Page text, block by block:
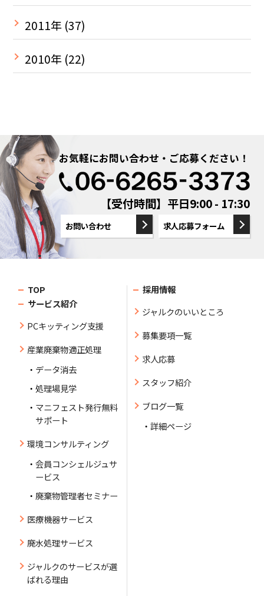
2011年 (37)
2010年 (22)
お気軽にお問い合わせ・ご応募ください！
【受付時間】平日9:00 - 17:30
お問い合わせ 求人応募フォーム
TOP
サービス紹介
PCキッティング支援
産業廃棄物適正処理
データ消去
処理場見学
マニフェスト発行無料
サポート
環境コンサルティング
会員コンシェルジュサ
ービス
廃棄物管理者セミナー
医療機器サービス
廃水処理サービス
ジャルクのサービスが選
ばれる理由
採用情報
ジャルクのいいところ
募集要項一覧
求人応募
スタッフ紹介
ブログ一覧
詳細ページ